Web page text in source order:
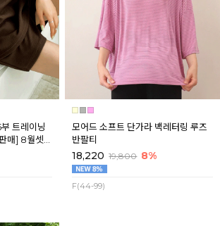
트레이닝
모어드 소프트 단가라 백레터링 루즈
반팔티
18,220 19,800 8%
F(44-99)